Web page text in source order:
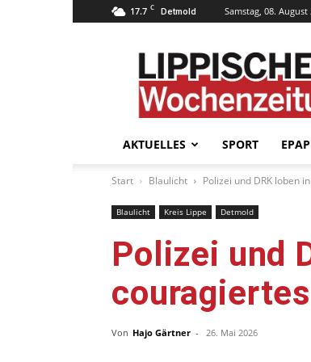
17.7 C Detmold Samstag, 08. August
Lippische
–
LWZ24.de
AKTUELLES SPORT
Start Blaulicht Polizei und DRK loben
Blaulicht Kreis Lippe Detmold
Polizei und
Von Hajo Gärtner - 26. Mai 2026